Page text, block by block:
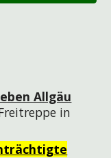
Allgäu
in